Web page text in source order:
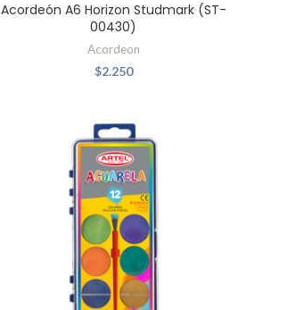
Acordeón A6 Horizon Studmark (ST-
00430)
Acordeon
$2.250